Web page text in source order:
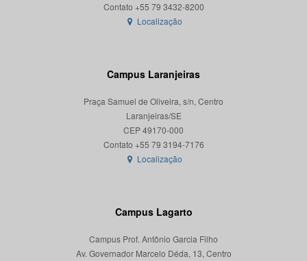
Localização
Campus Laranjeiras
Praça Samuel de Oliveira, s/n, Centro
Laranjeiras/SE
CEP 49170-000
Localização
Campus Lagarto
Campus Prof. Antônio Garcia Filho
Av. Governador Marcelo Déda, 13, Centro